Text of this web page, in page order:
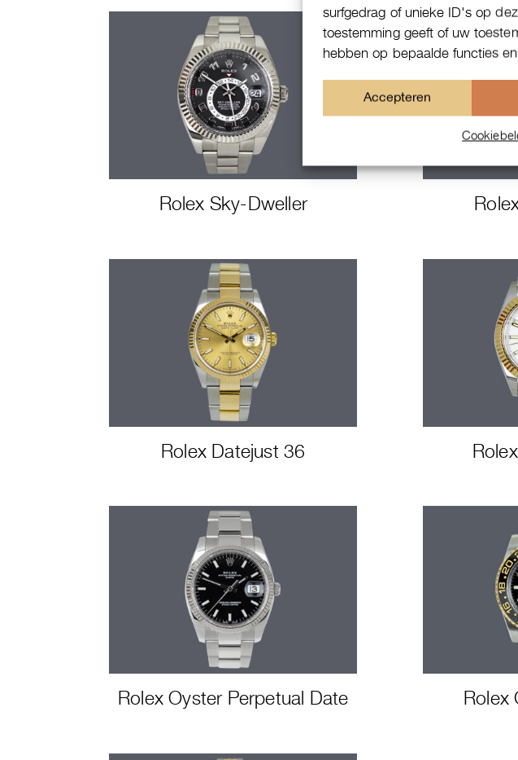
surfgedrag of unieke ID's op
toestemming geeft of uw
hebben op bepaalde functies
Accepteren
Rolex Sky-Dweller
Rolex Datejust 36
Rolex Oyster Perpetual Date Rolex